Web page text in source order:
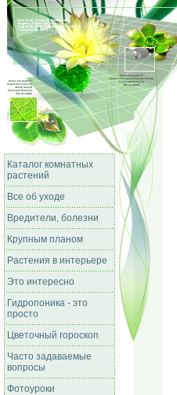
Каталог комнатных
растений
Все об уходе
Вредители, болезни
Крупным планом
Растения в интерьере
Это интересно
Гидропоника - это
просто
Цветочный гороскоп
Часто задаваемые
вопросы
Фотоуроки